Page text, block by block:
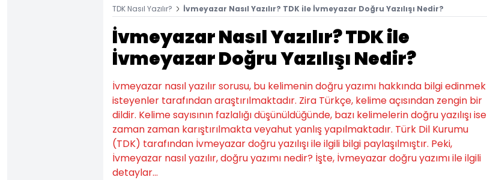
TDK Nasıl Yazılır? İvmeyazar Nasıl Yazılır? TDK ile İvmeyazar Doğru Yazılışı Nedir?
İvmeyazar Nasıl Yazılır? TDK ile
İvmeyazar Doğru Yazılışı Nedir?
İvmeyazar nasıl yazılır sorusu, bu kelimenin doğru yazımı hakkında bilgi edinmek
isteyenler tarafından araştırılmaktadır. Zira Türkçe, kelime açısından zengin bir
dildir. Kelime sayısının fazlalığı düşünüldüğünde, bazı kelimelerin doğru yazılışı ise
zaman zaman karıştırılmakta veyahut yanlış yapılmaktadır. Türk Dil Kurumu
(TDK) tarafından İvmeyazar doğru yazılışı ile ilgili bilgi paylaşılmıştır. Peki,
İvmeyazar nasıl yazılır, doğru yazımı nedir? İşte, İvmeyazar doğru yazımı ile ilgili
detaylar...